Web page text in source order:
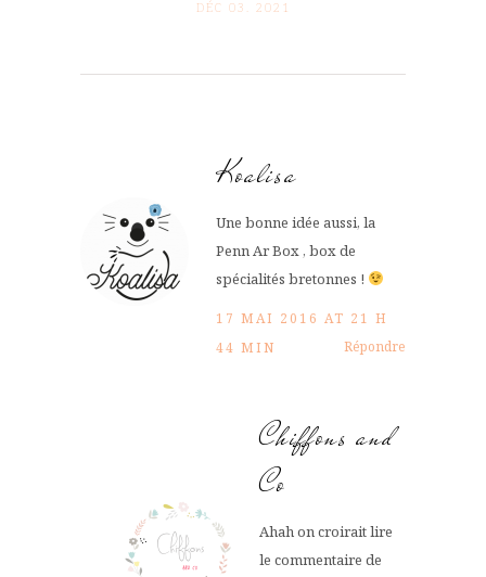
DÉC 03. 2021
Koalisa
Une bonne idée aussi, la
Penn Ar Box , box de
spécialités bretonnes !
17 MAI 2016 AT 21 H
44 MIN
Répondre
Chiffons and
Co
Ahah on croirait lire
le commentaire de